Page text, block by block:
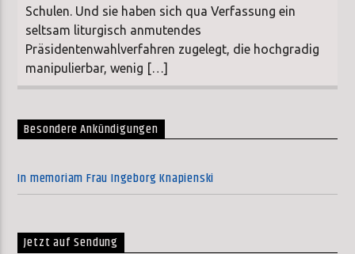
Schulen. Und sie haben sich qua Verfassung ein
seltsam liturgisch anmutendes
Präsidentenwahlverfahren zugelegt, die hochgradig
manipulierbar, wenig […]
Besondere Ankündigungen
In memoriam Frau Ingeborg Knapienski
Jetzt auf Sendung